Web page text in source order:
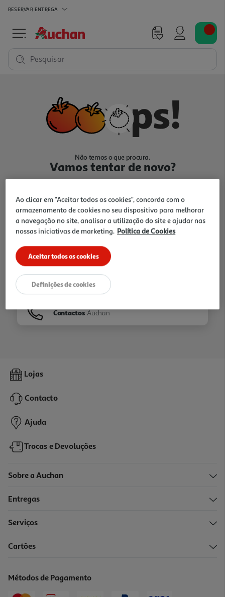
RESERVAR ENTREGA
Pesquisar
Não temos o que procura.
Vamos tentar de novo?
Ir para Homepage
Folhetos
Contactos Auchan
Lojas
Contacto
Ajuda
Trocas e Devoluções
Sobre a Auchan
Entregas
Serviços
Cartões
Métodos de Pagamento
Ao clicar em "Aceitar todos os cookies", concorda com o
armazenamento de cookies no seu dispositivo para melhorar
a navegação no site, analisar a utilização do site e ajudar nas
nossas iniciativas de marketing. Política de Cookies
Aceitar todos os cookies
Definições de cookies